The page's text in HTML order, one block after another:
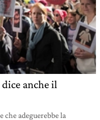
dice anche il
che adeguerebbe la